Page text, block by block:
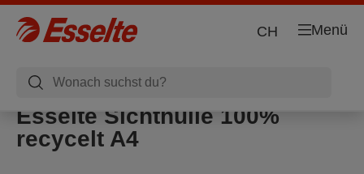
Menü
CH
Esselte Sichthülle 100%
recycelt A4